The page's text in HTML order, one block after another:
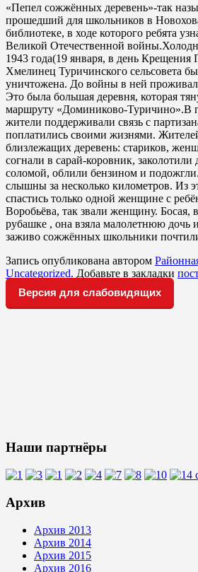
«Пепел сожжённых деревень»-так
прошедший для школьников в
библиотеке, в ходе которого ребята
Великой Отечественной
1943 года(19 января, в день Крещения
Хмелинец Туричинского сельсовета
уничтожена. До войны в ней
Это была большая деревня, которая
маршруту «Доминиково-Туричино».В
жители поддерживали связь с
поплатились своими жизнями.
близлежащих деревень: стариков,
согнали в сарай-коровник,
соломой, облили бензином и
слышны за несколько километров. Из
спастись только одной женщине с
Воробьёва, так звали женщину. Босая,
рубашке , она взяла малолетнюю дочь
заживо сожжённых школьники
Запись опубликована автором
Uncategorized. Добавьте в закладки
Версия для слабовидящих
Наши партнёры
Архив
Архив 2013
Архив 2014
Архив 2015
Архив 2016